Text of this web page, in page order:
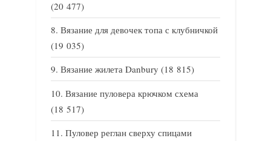
(20 477)
Вязание для девочек топа с клубничкой
(19 035)
Вязание жилета Danbury (18 815)
Вязание пуловера крючком схема
(18 517)
Пуловер реглан сверху спицами